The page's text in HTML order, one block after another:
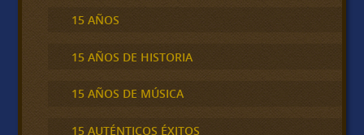
15 AÑOS
15 AÑOS DE HISTORIA
15 AÑOS DE MÚSICA
15 AUTÉNTICOS ÉXITOS